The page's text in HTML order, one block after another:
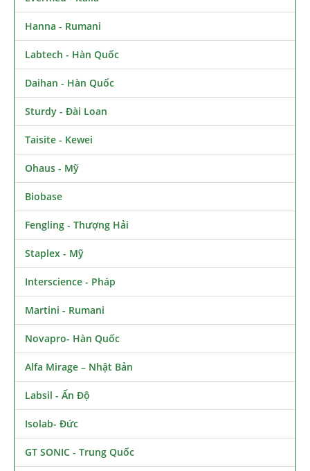
Hanna - Rumani
Labtech - Hàn Quốc
Daihan - Hàn Quốc
Sturdy - Đài Loan
Taisite - Kewei
Ohaus - Mỹ
Biobase
Fengling - Thượng Hải
Staplex - Mỹ
Interscience - Pháp
Martini - Rumani
Novapro- Hàn Quốc
Alfa Mirage – Nhật Bản
Labsil - Ấn Độ
Isolab- Đức
GT SONIC - Trung Quốc